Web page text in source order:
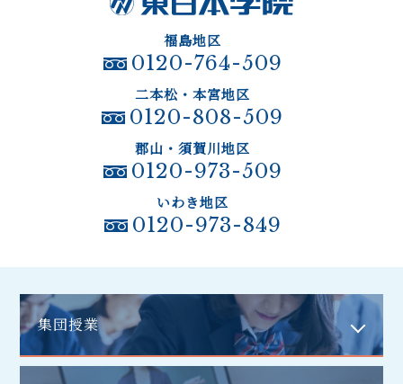
福島地区
0120-764-509
二本松・本宮地区
0120-808-509
郡山・須賀川地区
0120-973-509
いわき地区
0120-973-849
集団授業